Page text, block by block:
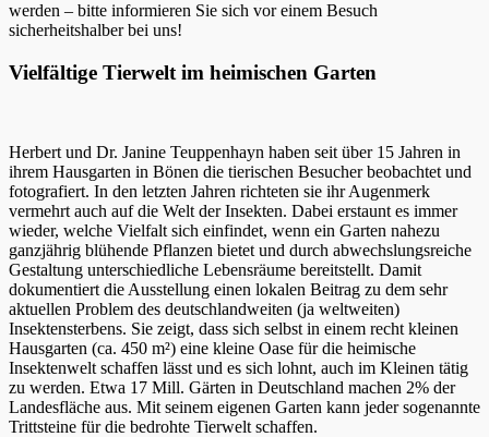
werden – bitte informieren Sie sich vor einem Besuch
sicherheitshalber bei uns!
Vielfältige Tierwelt im heimischen Garten
Herbert und Dr. Janine Teuppenhayn haben seit über 15 Jahren in
ihrem Hausgarten in Bönen die tierischen Besucher beobachtet und
fotografiert. In den letzten Jahren richteten sie ihr Augenmerk
vermehrt auch auf die Welt der Insekten. Dabei erstaunt es immer
wieder, welche Vielfalt sich einfindet, wenn ein Garten nahezu
ganzjährig blühende Pflanzen bietet und durch abwechslungsreiche
Gestaltung unterschiedliche Lebensräume bereitstellt. Damit
dokumentiert die Ausstellung einen lokalen Beitrag zu dem sehr
aktuellen Problem des deutschlandweiten (ja weltweiten)
Insektensterbens. Sie zeigt, dass sich selbst in einem recht kleinen
Hausgarten (ca. 450 m²) eine kleine Oase für die heimische
Insektenwelt schaffen lässt und es sich lohnt, auch im Kleinen tätig
zu werden. Etwa 17 Mill. Gärten in Deutschland machen 2% der
Landesfläche aus. Mit seinem eigenen Garten kann jeder sogenannte
Trittsteine für die bedrohte Tierwelt schaffen.